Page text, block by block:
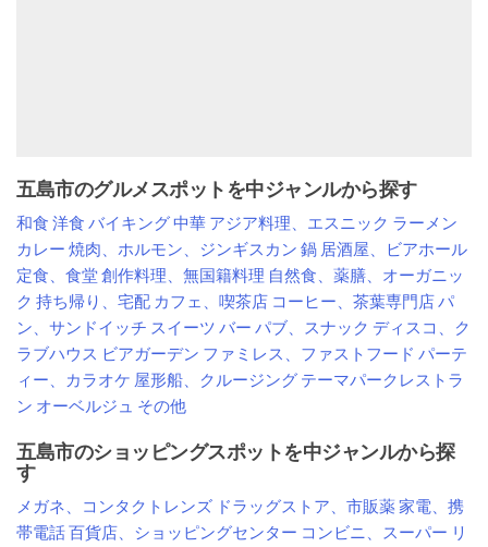
五島市のグルメスポットを中ジャンルから探す
和食 洋食 バイキング中華 アジア料理、エスニック ラーメン
カレー 焼肉、ホルモン、ジンギスカン 鍋 居酒屋、ビアホール
定食、食堂創作料理、無国籍料理 自然食、薬膳、オーガニッ
ク 持ち帰り、宅配 カフェ、喫茶店 コーヒー、茶葉専門店パ
ン、サンドイッチ スイーツ バー パブ、スナック ディスコ、ク
ラブハウス ビアガーデン ファミレス、ファストフード パーテ
ィー、カラオケ 屋形船、クルージング テーマパークレストラ
ン オーベルジュ その他
五島市のショッピングスポットを中ジャンルから探
す
メガネ、コンタクトレンズ ドラッグストア、市販薬家電、携
帯電話百貨店、ショッピングセンター コンビニ、スーパー リ